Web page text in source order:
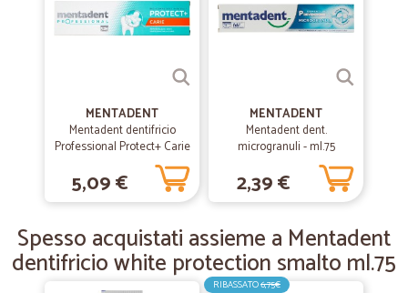
Azienda seria arrivato il due giorni
02/04/2019
Anna L.
Spedizione veloce con ottimo imballo
ancora. Grazie.
MENTADENT
Mentadent dentifricio
Professional Protect+ Carie
5,09 €
MENTADENT
Mentadent dent.
microgranuli - ml.75
2,39 €
Spesso acquistati assieme a Mentadent
dentifricio white protection smalto ml.75
RIBASSATO6,75€